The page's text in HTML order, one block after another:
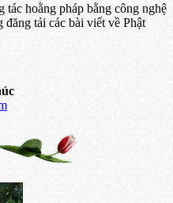
hoằng pháp bằng công nghệ
đăng tải các bài viết về Phật